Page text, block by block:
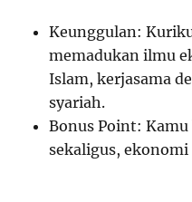
Keunggulan:
memadukan ilmu
Islam, kerjasama
syariah.
Bonus Point:
sekaligus, ekonomi